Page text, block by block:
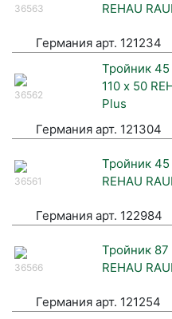
36563
REHAU
Германия арт. 121234
36562
Тройник 45
110 х 50
Plus
Германия арт. 121304
36561
Тройник 45
REHAU
Германия арт. 122984
36566
Тройник 87
REHAU
Германия арт. 121254